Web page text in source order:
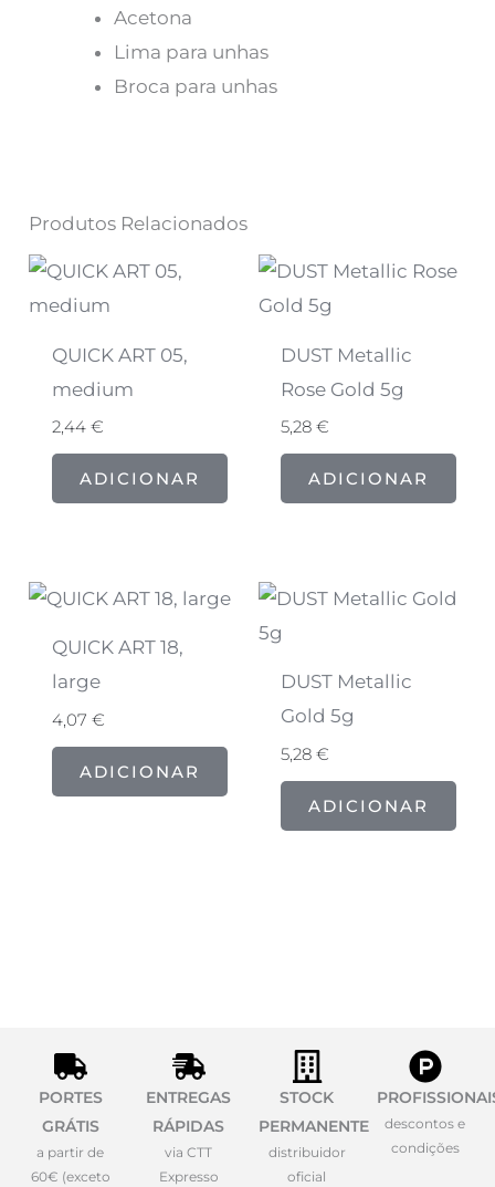
Acetona
Lima para unhas
Broca para unhas
Produtos Relacionados
QUICK ART 05,
medium
2,44 €
ADICIONAR
DUST Metallic
Rose Gold 5g
5,28€
ADICIONAR
QUICK ART 18,
large
4,07 €
ADICIONAR
DUST Metallic
Gold 5g
5,28€
ADICIONAR
PORTES
GRÁTIS
a partir de
60€ (exceto
ENTREGAS
RÁPIDAS
via CTT
Expresso
STOCK
PERMANENTE
distribuidor
oficial
descontos e
condições